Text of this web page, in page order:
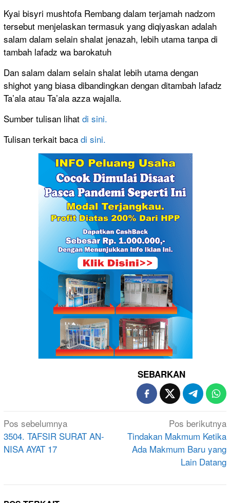
Kyai bisyri mushtofa Rembang dalam terjamah nadzom
tersebut menjelaskan termasuk yang diqiyaskan adalah
salam dalam selain shalat jenazah, lebih utama tanpa di
tambah lafadz wa barokatuh
Dan salam dalam selain shalat lebih utama dengan
shighot yang biasa dibandingkan dengan ditambah lafadz
Ta’ala atau Ta’ala azza wajalla.
Sumber tulisan lihat di sini.
Tulisan terkait baca di sini.
SEBARKAN
Navigasi
pos
Pos sebelumnya
3504. TAFSIR SURAT AN-
NISA AYAT 17
Pos berikutnya
Tindakan Makmum Ketika
Ada Makmum Baru yang
Lain Datang